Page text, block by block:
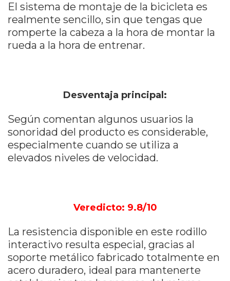
El sistema de montaje de la bicicleta es
realmente sencillo, sin que tengas que
romperte la cabeza a la hora de montar la
rueda a la hora de entrenar.
Desventaja principal:
Según comentan algunos usuarios la
sonoridad del producto es considerable,
especialmente cuando se utiliza a
elevados niveles de velocidad.
Veredicto: 9.8/10
La resistencia disponible en este rodillo
interactivo resulta especial, gracias al
soporte metálico fabricado totalmente en
acero duradero, ideal para mantenerte